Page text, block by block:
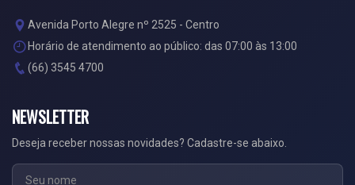
Avenida Porto Alegre nº 2525 - Centro
Horário de atendimento ao público: das 07:00 às 13:00
(66) 3545 4700
NEWSLETTER
Deseja receber nossas novidades? Cadastre-se abaixo.